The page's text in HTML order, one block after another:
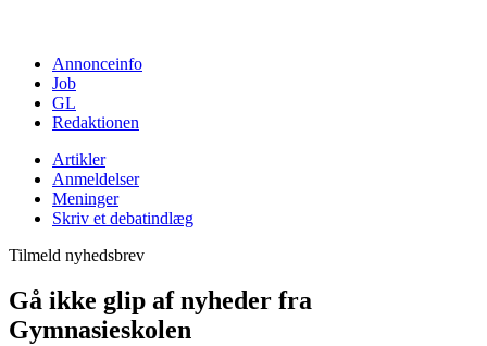
Annonceinfo
Job
GL
Redaktionen
Artikler
Anmeldelser
Meninger
Skriv et debatindlæg
Tilmeld nyhedsbrev
Gå ikke glip af nyheder fra
Gymnasieskolen